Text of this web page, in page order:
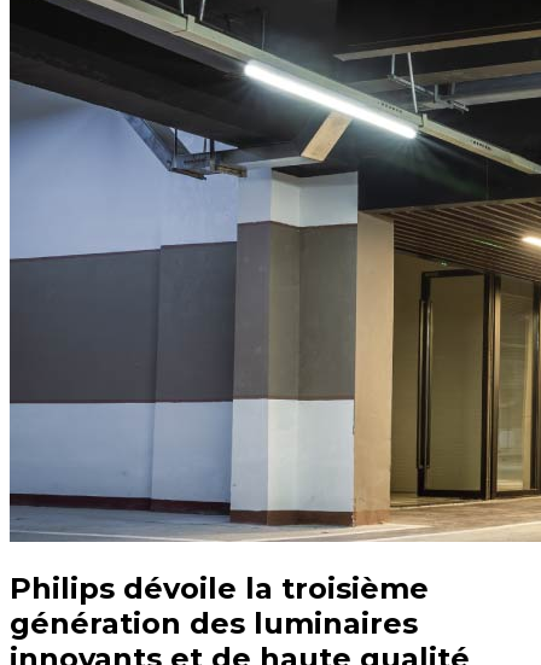
Philips dévoile la troisième
génération des luminaires